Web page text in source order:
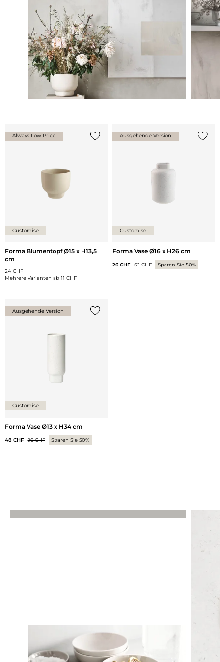
Always Low Price
Customise
Forma Blumentopf Ø15 x H13,5
cm
24 CHF
Mehrere Varianten ab 11 CHF
Ausgehende Version
Customise
Forma Vase Ø16 x H26 cm
26 CHF 52 CHF Sparen Sie 50%
Ausgehende Version
Customise
Forma Vase Ø13 x H34 cm
48 CHF 96 CHF Sparen Sie 50%